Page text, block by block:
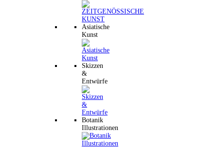
Asiatische
Kunst
Skizzen
&
Entwürfe
Botanik
Illustrationen